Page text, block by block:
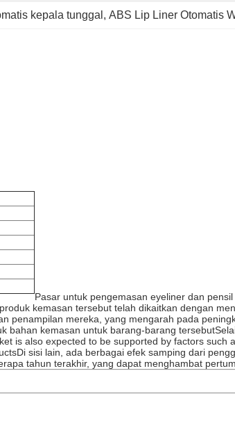
kepala tunggal , ABS Lip Liner Otomatis
Pasar untuk pengemasan eyeliner dan
kemasan tersebut telah dikaitkan dengan
penampilan mereka, yang mengarah pada
kemasan untuk barang-barang
is also expected to be supported by factors such
sisi lain, ada berbagai efek samping dari
tahun terakhir, yang dapat menghambat